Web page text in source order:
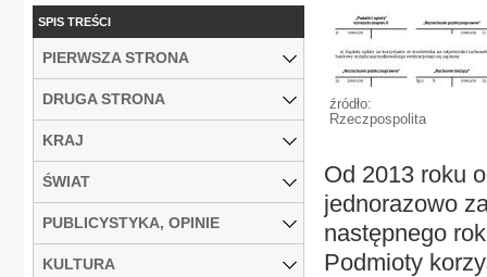
źródło:
Rzeczpospolita
Od 2013 roku
jednorazowo
następnego
Podmioty
SPIS TREŚCI
PIERWSZA STRONA
DRUGA STRONA
KRAJ
ŚWIAT
PUBLICYSTYKA, OPINIE
KULTURA